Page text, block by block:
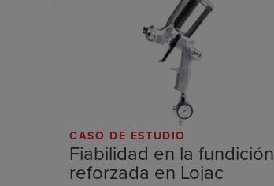
CASO DE ESTUDIO
Fiabilidad en la fundición
reforzada en Lojac